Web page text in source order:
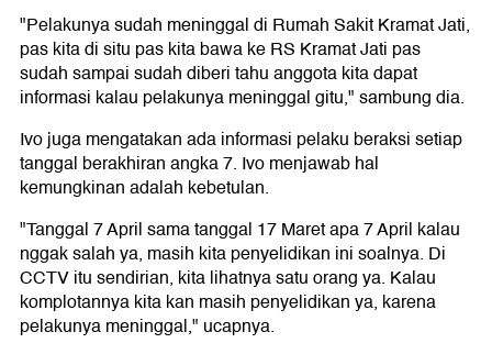
"Pelakunya sudah meninggal di Rumah Sakit Kramat Jati,
pas kita di situ pas kita bawa ke RS Kramat Jati pas
sudah sampai sudah diberi tahu anggota kita dapat
informasi kalau pelakunya meninggal gitu," sambung dia.
Ivo juga mengatakan ada informasi pelaku beraksi setiap
tanggal berakhiran angka 7. Ivo menjawab hal
kemungkinan adalah kebetulan.
"Tanggal 7 April sama tanggal 17 Maret apa 7 April kalau
nggak salah ya, masih kita penyelidikan ini soalnya. Di
CCTV itu sendirian, kita lihatnya satu orang ya. Kalau
komplotannya kita kan masih penyelidikan ya, karena
pelakunya meninggal," ucapnya.